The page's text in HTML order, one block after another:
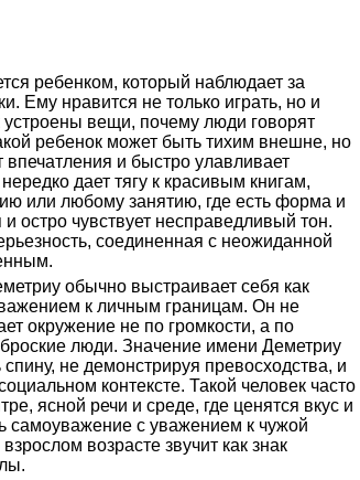
ребенком, который наблюдает за
Ему нравится не только играть, но и
устроены вещи, почему люди говорят
ребенок может быть тихим внешне, но
и быстро улавливает
дает тягу к красивым книгам,
или любому занятию, где есть форма и
остро чувствует несправедливый тон.
соединенная с неожиданной
обычно выстраивает себя как
к личным границам. Он не
окружение не по громкости, а по
люди. Значение имени Деметриу
не демонстрируя превосходства, и
контексте. Такой человек часто
ясной речи и среде, где ценятся вкус и
самоуважение с уважением к чужой
возрасте звучит как знак